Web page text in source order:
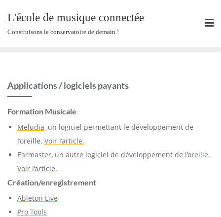
content
L'école de musique connectée
Construisons le conservatoire de demain !
Applications / logiciels payants
Formation Musicale
Meludia, un logiciel permettant le développement de
l’oreille. Voir l’article.
Earmaster, un autre logiciel de développement de l’oreille.
Voir l’article.
Création/enregistrement
Ableton Live
Pro Tools